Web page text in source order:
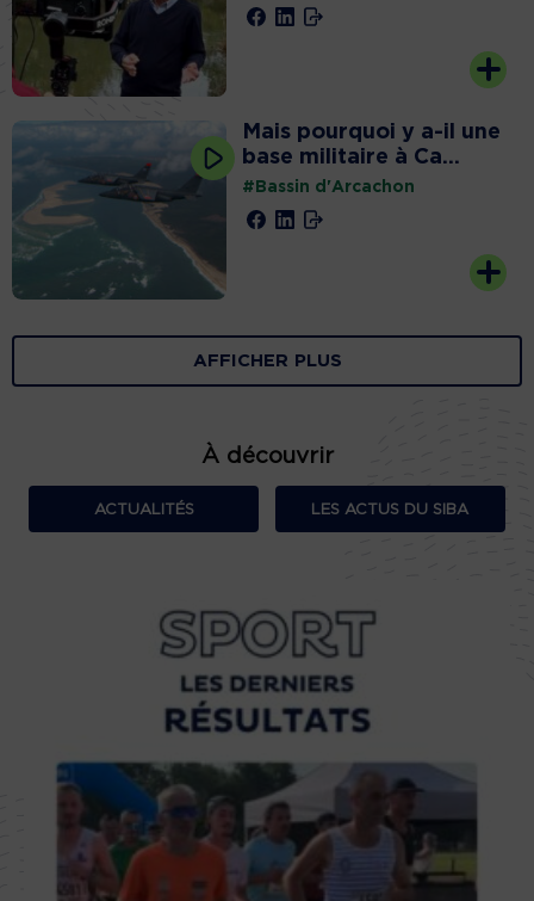
Mais pourquoi y a-il une
base militaire à Ca...
#Bassin d'Arcachon
AFFICHER PLUS
À découvrir
ACTUALITÉS LES ACTUS DU SIBA